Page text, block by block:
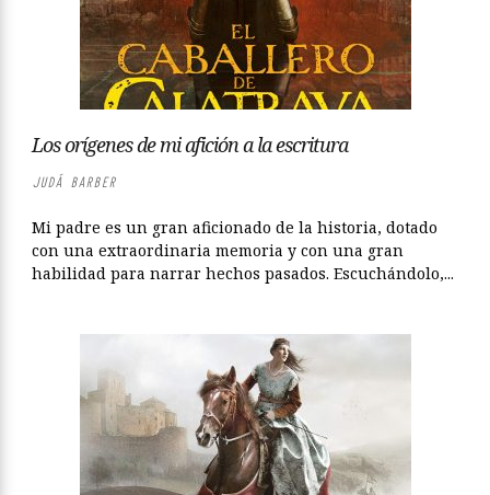
Los orígenes de mi afición a la escritura
JUDÁ BARBER
Mi padre es un gran aficionado de la historia, dotado
con una extraordinaria memoria y con una gran
habilidad para narrar hechos pasados. Escuchándolo,...